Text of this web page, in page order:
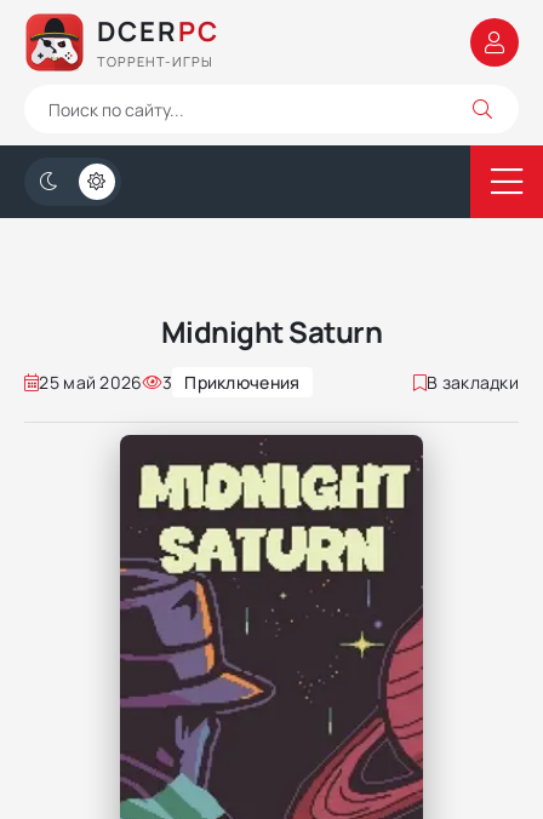
DCERPC
ТОРРЕНТ-ИГРЫ
Midnight Saturn
25 май 2026 3 Приключения В закладки